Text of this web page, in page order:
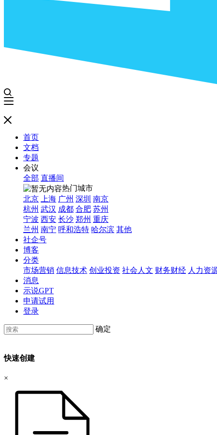
首页
文档
专题
会议
全部 直播间
热门城市
北京
上海 广州 深圳 南京
杭州 武汉 成都 合肥 苏州
宁波 西安 长沙 郑州 重庆
兰州 南宁 呼和浩特 哈尔滨 其他
社企号
博客
分类
市场营销 信息技术 创业投资 社会人文 财务财经 人力资
消息
示说GPT
申请试用
登录
确定
快速创建
×